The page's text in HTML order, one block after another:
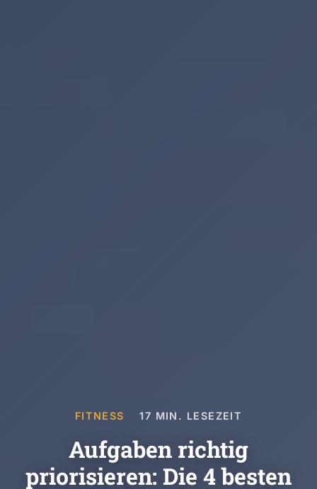
FITNESS 17 MIN. LESEZEIT
Aufgaben richtig
priorisieren: Die 4 besten